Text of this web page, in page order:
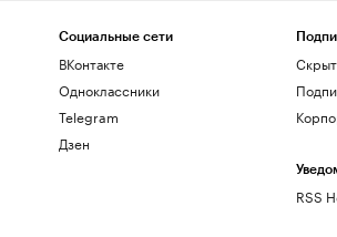
Социальные сети
ВКонтакте
Одноклассники
Telegram
Дзен
RSS